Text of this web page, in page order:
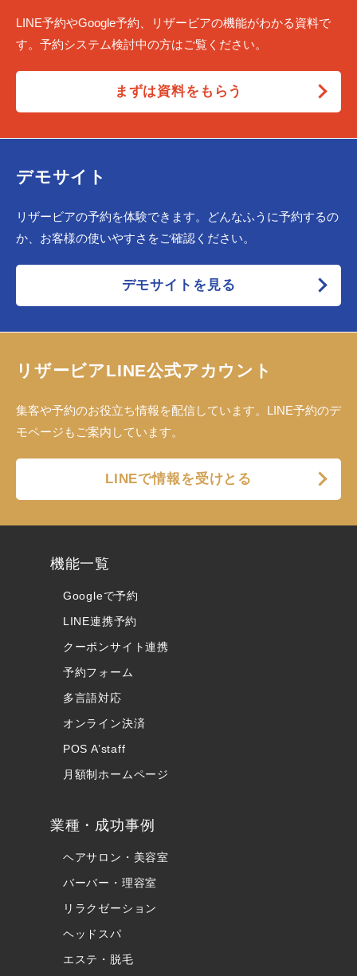
LINE予約やGoogle予約、リザービアの機能がわかる資料で
す。予約システム検討中の方はご覧ください。
まずは資料をもらう
デモサイト
リザービアの予約を体験できます。どんなふうに予約するの
か、お客様の使いやすさをご確認ください。
デモサイトを見る
リザービアLINE公式アカウント
集客や予約のお役立ち情報を配信しています。LINE予約のデ
モページもご案内しています。
LINEで情報を受けとる
機能一覧
Googleで予約
LINE連携予約
クーポンサイト連携
予約フォーム
多言語対応
オンライン決済
POS A’staff
月額制ホームページ
業種・成功事例
ヘアサロン・美容室
バーバー・理容室
リラクゼーション
ヘッドスパ
エステ・脱毛